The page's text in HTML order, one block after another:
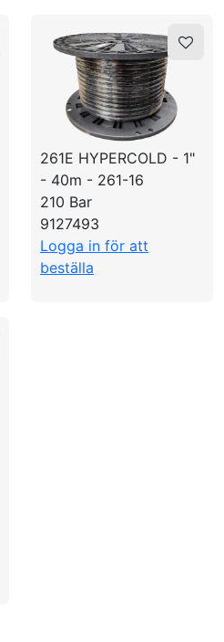
261E HYPERCOLD - 1"
- 40m - 261-16
210 Bar
9127493
Logga in för att
beställa